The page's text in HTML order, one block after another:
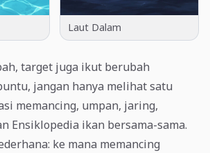
Laut Dalam
target juga ikut berubah
jangan hanya melihat satu
memancing, umpan, jaring,
Ensiklopedia ikan bersama-sama.
ke mana memancing